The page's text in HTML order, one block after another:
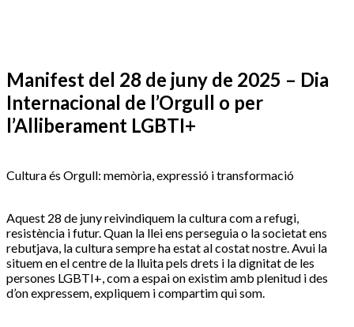
Manifest del 28 de juny de 2025 – Dia
Internacional de l’Orgull o per
l’Alliberament LGBTI+
Cultura és Orgull: memòria, expressió i transformació
Aquest 28 de juny reivindiquem la cultura com a refugi,
resistència i futur. Quan la llei ens perseguia o la societat ens
rebutjava, la cultura sempre ha estat al costat nostre. Avui la
situem en el centre de la lluita pels drets i la dignitat de les
persones LGBTI+, com a espai on existim amb plenitud i des
d’on expressem, expliquem i compartim qui som.